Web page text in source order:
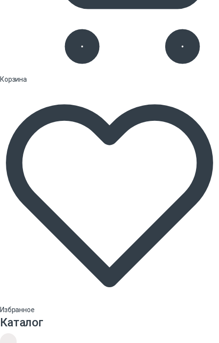
Корзина
Избранное
Каталог